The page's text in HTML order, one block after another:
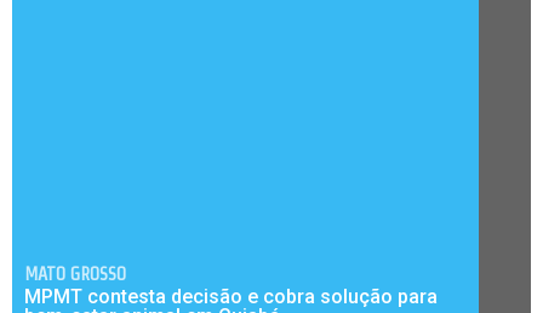
MATO GROSSO
MPMT contesta decisão e cobra solução para